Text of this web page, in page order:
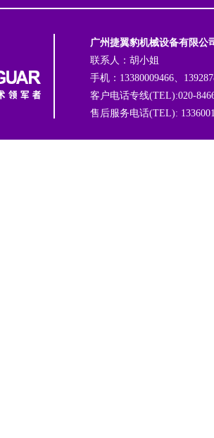
广州捷翼豹机械设备有限公
联系人：胡小姐
手机：13380009466、
客户电话专线(TEL):020-
售后服务电话(TEL):